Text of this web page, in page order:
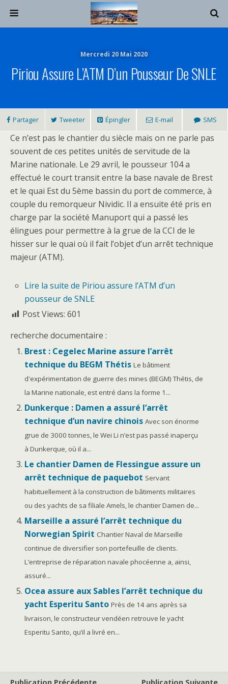
Mercredi 20 Mai 2020
Piriou Assure L’ATM D’un Pousseur De SNLE
Partager Tweeter Épingler E-mail SMS
Ce n’est pas le chantier du siècle mais on ne parle pas
souvent de ces petites unités de servitude de la
Marine nationale. Le 29 avril, le pousseur 104 a
effectué le court transit entre la base navale de Brest
et le quai Est du 5ème bassin du port de commerce, à
couple du remorqueur Nividic. Il a ensuite été pris en
charge par la société Manuport qui a passé les
élingues pour permettre à la grue de la CCI de le
hisser sur le quai où il fait l’objet d’un arrêt technique
majeur (ATM).
Lire la suite de Piriou assure l’ATM d’un
pousseur de SNLE
Post Views: 601
recherche documentaire :
Brest : Cegelec Marine assure l’arrêt
technique du BEGM Thétis Le bâtiment
d'expérimentation de guerre des mines (BEGM) Thétis, de
la Marine nationale, est entré dans la forme 1...
Dunkerque : Damen a assuré l’arrêt
technique d’un navire chinois Avec son énorme
grue de 3000 tonnes, le Wei Li n’est pas passé inaperçu
à Dunkerque, où il a...
Le chantier Damen de Flessingue assure un
arrêt technique de paquebot Servant
habituellement à la construction de bâtiments militaires
ou des yachts de sa filiale Amels, le chantier Damen de...
Marseille a assuré l’arrêt technique du
Norwegian Spirit Chantier Naval de Marseille
continue de diversifier son portefeuille de clients.
L’entreprise de réparation navale phocéenne a, ainsi,
assuré...
Ocea assure aux Sables l’arrêt technique du
yacht Esperitu Santo Près de 14 ans après sa
livraison, le constructeur vendéen retrouve le yacht
Esperitu Santo, qu’il a livré en...